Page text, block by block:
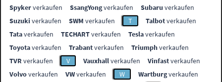
Spykerverkaufen SsangYongverkaufen Subaru verkaufen
Suzuki verkaufen SWM verkaufen T Talbotverkaufen
Tataverkaufen TECHARTverkaufen Teslaverkaufen
Toyotaverkaufen Trabantverkaufen Triumphverkaufen
TVR verkaufen V Vauxhallverkaufen Vinfastverkaufen
Volvoverkaufen VWverkaufen W Wartburgverkaufen